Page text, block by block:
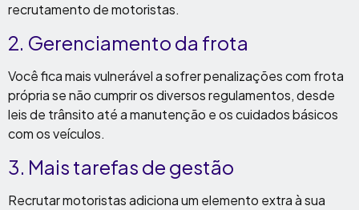
recrutamento de motoristas.
2. Gerenciamento da frota
Você fica mais vulnerável a sofrer penalizações com frota
própria se não cumprir os diversos regulamentos, desde
leis de trânsito até a manutenção e os cuidados básicos
com os veículos.
3. Mais tarefas de gestão
Recrutar motoristas adiciona um elemento extra à sua